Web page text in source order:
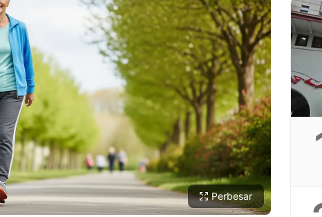
Copy Link
Perbesar